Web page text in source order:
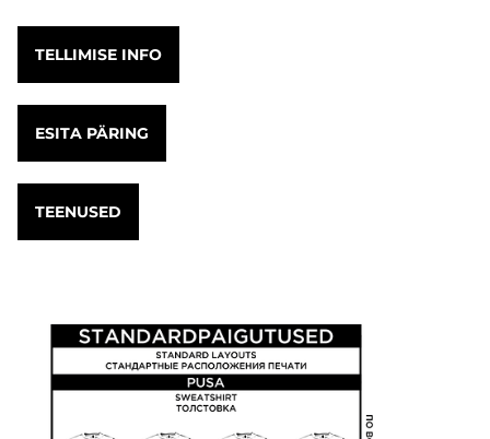
TELLIMISE INFO
ESITA PÄRING
TEENUSED